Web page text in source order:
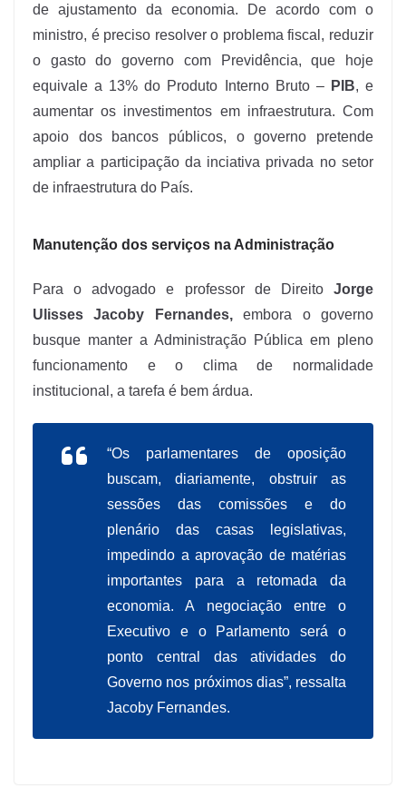
de ajustamento da economia. De acordo com o
ministro, é preciso resolver o problema fiscal, reduzir
o gasto do governo com Previdência, que hoje
equivale a 13% do Produto Interno Bruto – PIB, e
aumentar os investimentos em infraestrutura. Com
apoio dos bancos públicos, o governo pretende
ampliar a participação da inciativa privada no setor
de infraestrutura do País.
Manutenção dos serviços na Administração
Para o advogado e professor de Direito Jorge
Ulisses Jacoby Fernandes,embora o governo
busque manter a Administração Pública em pleno
funcionamento e o clima de normalidade
institucional, a tarefa é bem árdua.
“Os parlamentares de oposição
buscam, diariamente, obstruir as
sessões das comissões e do
plenário das casas legislativas,
impedindo a aprovação de matérias
importantes para a retomada da
economia. A negociação entre o
Executivo e o Parlamento será o
ponto central das atividades do
Governo nos próximos dias”, ressalta
Jacoby Fernandes.